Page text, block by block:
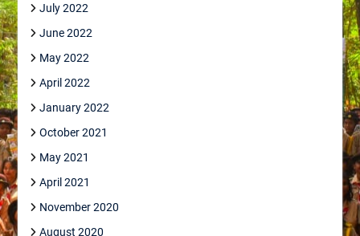
July 2022
June 2022
May 2022
April 2022
January 2022
October 2021
May 2021
April 2021
November 2020
August 2020